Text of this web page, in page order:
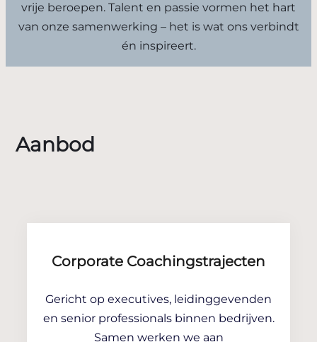
vrije beroepen. Talent en passie vormen het hart
van onze samenwerking – het is wat ons verbindt
én inspireert.
Aanbod
Corporate Coachingstrajecten
Gericht op executives, leidinggevenden
en senior professionals binnen bedrijven.
Samen werken we aan